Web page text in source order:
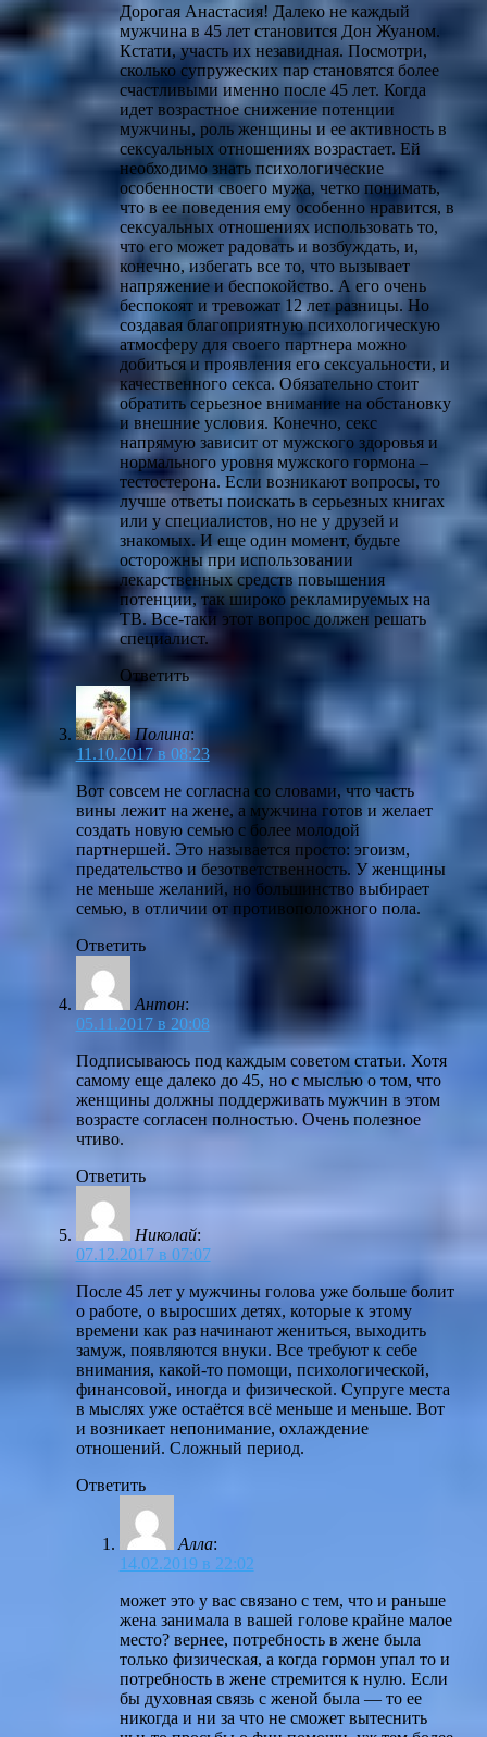
Дорогая Анастасия! Далеко не каждый
мужчина в 45 лет становится Дон Жуаном.
Кстати, участь их незавидная. Посмотри,
сколько супружеских пар становятся более
счастливыми именно после 45 лет. Когда
идет возрастное снижение потенции
мужчины, роль женщины и ее активность в
сексуальных отношениях возрастает. Ей
необходимо знать психологические
особенности своего мужа, четко понимать,
что в ее поведения ему особенно нравится, в
сексуальных отношениях использовать то,
что его может радовать и возбуждать, и,
конечно, избегать все то, что вызывает
напряжение и беспокойство. А его очень
беспокоят и тревожат 12 лет разницы. Но
создавая благоприятную психологическую
атмосферу для своего партнера можно
добиться и проявления его сексуальности, и
качественного секса. Обязательно стоит
обратить серьезное внимание на обстановку
и внешние условия. Конечно, секс
напрямую зависит от мужского здоровья и
нормального уровня мужского гормона –
тестостерона. Если возникают вопросы, то
лучше ответы поискать в серьезных книгах
или у специалистов, но не у друзей и
знакомых. И еще один момент, будьте
осторожны при использовании
лекарственных средств повышения
потенции, так широко рекламируемых на
ТВ. Все-таки этот вопрос должен решать
специалист.
Ответить
Полина:
11.10.2017 в 08:23
Вот совсем не согласна со словами, что часть
вины лежит на жене, а мужчина готов и желает
создать новую семью с более молодой
партнершей. Это называется просто: эгоизм,
предательство и безответственность. У женщины
не меньше желаний, но большинство выбирает
семью, в отличии от противоположного пола.
Ответить
Антон:
05.11.2017 в 20:08
Подписываюсь под каждым советом статьи. Хотя
самому еще далеко до 45, но с мыслью о том, что
женщины должны поддерживать мужчин в этом
возрасте согласен полностью. Очень полезное
чтиво.
Ответить
Николай:
07.12.2017 в 07:07
После 45 лет у мужчины голова уже больше болит
о работе, о выросших детях, которые к этому
времени как раз начинают жениться, выходить
замуж, появляются внуки. Все требуют к себе
внимания, какой-то помощи, психологической,
финансовой, иногда и физической. Супруге места
в мыслях уже остаётся всё меньше и меньше. Вот
и возникает непонимание, охлаждение
отношений. Сложный период.
Ответить
Алла:
14.02.2019 в 22:02
может это у вас связано с тем, что и раньше
жена занимала в вашей голове крайне малое
место? вернее, потребность в жене была
только физическая, а когда гормон упал то и
потребность в жене стремится к нулю. Если
бы духовная связь с женой была — то ее
никогда и ни за что не сможет вытеснить